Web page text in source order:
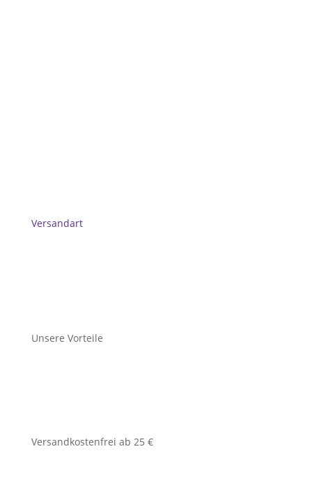
Versandart
Unsere Vorteile
Versandkostenfrei ab 25 €